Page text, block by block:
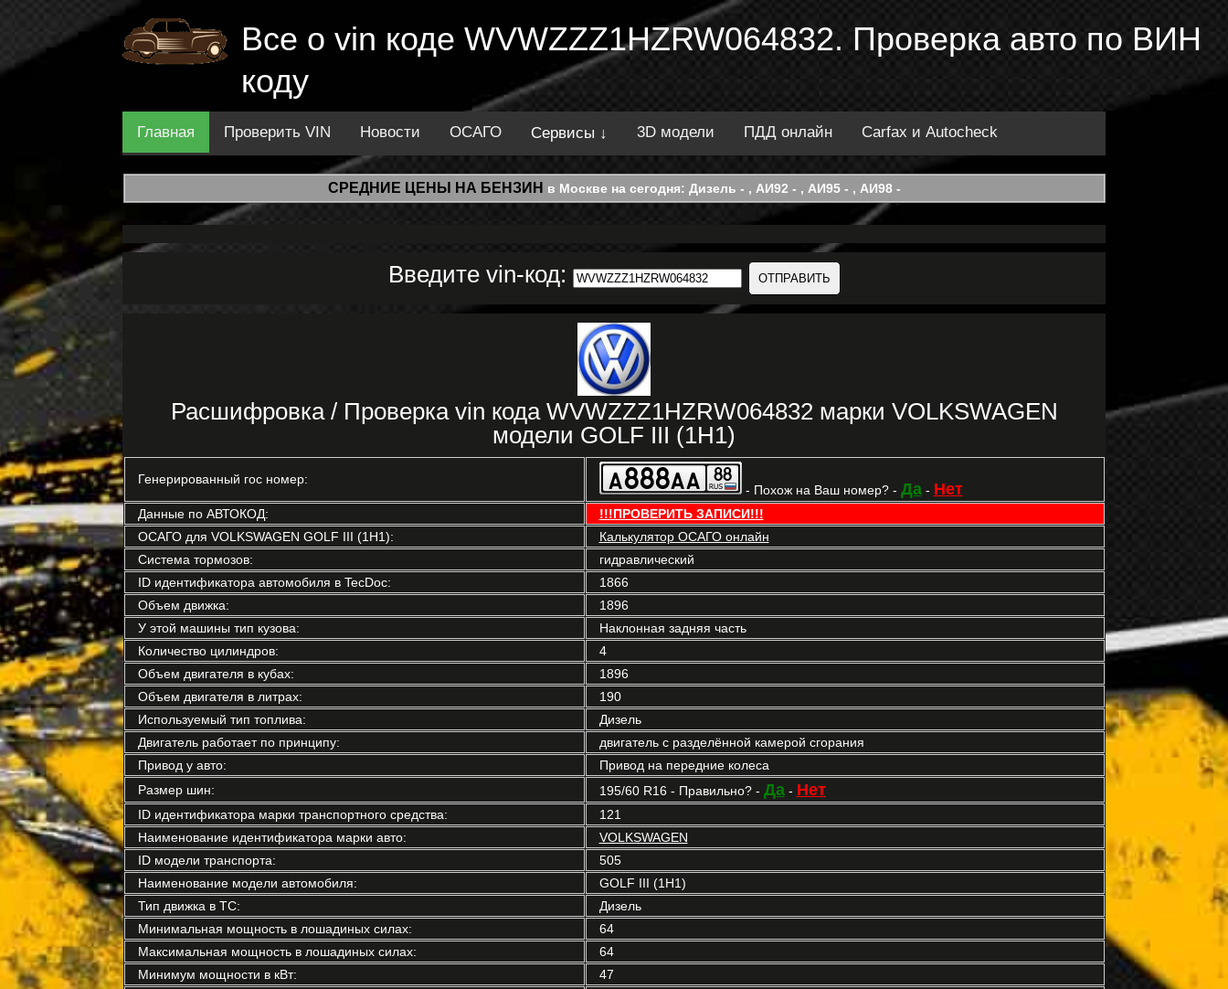
Все о vin коде WVWZZZ1HZRW064832. Проверка авто по ВИН
коду
Главная Проверить VIN Новости ОСАГО Сервисы ↓ 3D модели ПДД онлайн Carfax и Autocheck
СРЕДНИЕ ЦЕНЫ НА БЕНЗИН в Москве на сегодня: Дизель - , АИ92 - , АИ95 - , АИ98 -
Введите vin-код:
Расшифровка / Проверка vin кода WVWZZZ1HZRW064832 марки VOLKSWAGEN
модели GOLF III (1H1)
Генерированный гос номер:
- Похож на Ваш номер? - Да- Нет
Данные по АВТОКОД:
!!!ПРОВЕРИТЬ ЗАПИСИ!!!
ОСАГО для VOLKSWAGEN GOLF III (1H1):
Калькулятор ОСАГО онлайн
Система тормозов:
гидравлический
ID идентификатора автомобиля в TecDoc:
1866
Объем движка:
1896
У этой машины тип кузова:
Наклонная задняя часть
Количество цилиндров:
4
Объем двигателя в кубах:
1896
Объем двигателя в литрах:
190
Используемый тип топлива:
Дизель
Двигатель работает по принципу:
двигатель с разделённой камерой сгорания
Привод у авто:
Привод на передние колеса
Размер шин:
195/60 R16 - Правильно? - Да- Нет
ID идентификатора марки транспортного средства:
121
Наименование идентификатора марки авто:
VOLKSWAGEN
ID модели транспорта:
505
Наименование модели автомобиля:
GOLF III (1H1)
Тип движка в ТС:
Дизель
Минимальная мощность в лошадиных силах:
64
Максимальная мощность в лошадиных силах:
64
Минимум мощности в кВт:
47